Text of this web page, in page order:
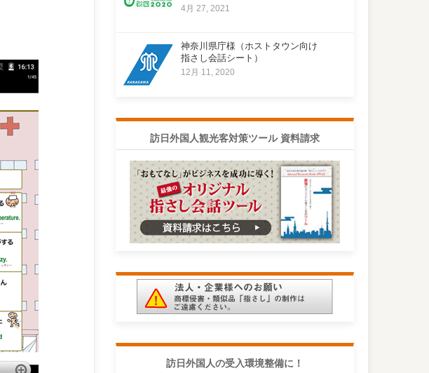
4月 27, 2021
神奈川県庁様（ホストタウン向け
指さし会話シート）
12月 11, 2020
訪日外国人観光客対策ツール 資料請求
訪日外国人の受入環境整備に！